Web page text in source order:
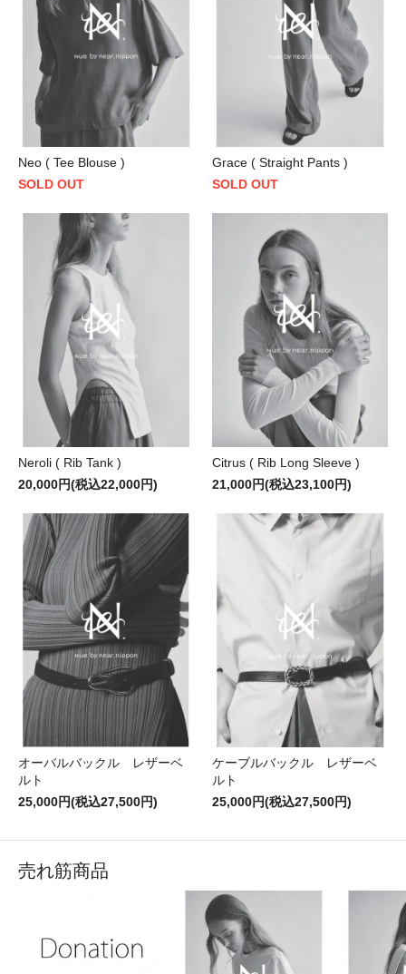
Neo ( Tee Blouse )
SOLD OUT
Grace ( Straight Pants )
SOLD OUT
Neroli ( Rib Tank )
20,000円(税込22,000円)
Citrus ( Rib Long Sleeve )
21,000円(税込23,100円)
オーバルバックル レザーベ
ルト
25,000円(税込27,500円)
ケーブルバックル レザーベ
ルト
25,000円(税込27,500円)
売れ筋商品